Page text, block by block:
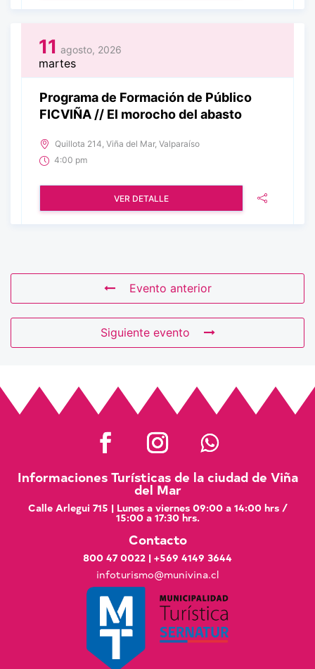
11 agosto, 2026
martes
Programa de Formación de Público
FICVIÑA // El morocho del abasto
Quillota 214, Viña del Mar, Valparaíso
4:00 pm
VER DETALLE
Evento anterior
Siguiente evento
Informaciones Turísticas de la ciudad de Viña
del Mar
Calle Arlegui 715 | Lunes a viernes 09:00 a 14:00 hrs /
15:00 a 17:30 hrs.
Contacto
800 47 0022 | +569 4149 3644
infoturismo@munivina.cl